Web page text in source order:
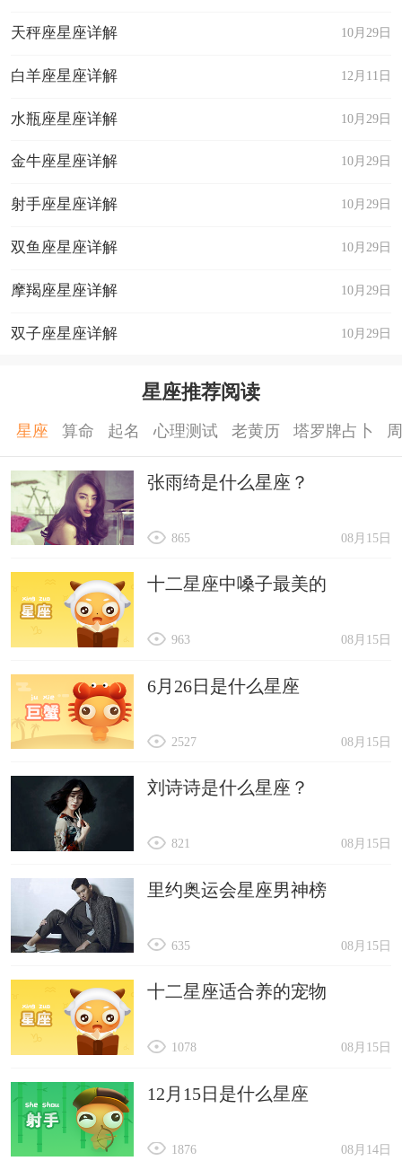
10月29日
天秤座星座详解
12月11日
白羊座星座详解
10月29日
水瓶座星座详解
10月29日
金牛座星座详解
10月29日
射手座星座详解
10月29日
双鱼座星座详解
10月29日
摩羯座星座详解
10月29日
双子座星座详解
星座推荐阅读
星座 算命 起名 心理测试 老黄历 塔罗牌占卜
张雨绮是什么星座？
08月15日
865
十二星座中嗓子最美的
08月15日
963
6月26日是什么星座
08月15日
2527
刘诗诗是什么星座？
08月15日
821
里约奥运会星座男神榜
08月15日
635
十二星座适合养的宠物
08月15日
1078
12月15日是什么星座
08月14日
1876